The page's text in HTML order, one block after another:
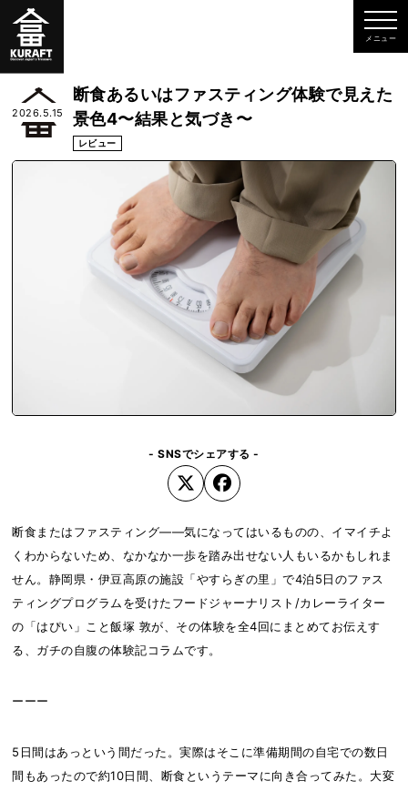
2026.5.15
断食あるいはファスティング体験で見えた
景色4〜結果と気づき〜
レビュー
- SNSでシェアする -
断食またはファスティング——気になってはいるものの、イマイチよ
くわからないため、なかなか一歩を踏み出せない人もいるかもしれま
せん。静岡県・伊豆高原の施設「やすらぎの里」で4泊5日のファス
ティングプログラムを受けたフードジャーナリスト/カレーライター
の「はぴい」こと飯塚 敦が、その体験を全4回にまとめてお伝えす
る、ガチの自腹の体験記コラムです。
ーーー
5日間はあっという間だった。実際はそこに準備期間の自宅での数日
間もあったので約10日間、断食というテーマに向き合ってみた。大変